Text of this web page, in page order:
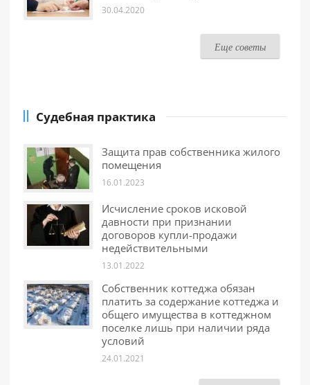
30.04.2020
Еще советы
Судебная практика
Защита прав собственника жилого
помещения
16.01.2023
Исчисление сроков исковой
давности при признании
договоров купли-продажи
недействительными
13.01.2022
Собственник коттеджа обязан
платить за содержание коттеджа и
общего имущества в коттеджном
поселке лишь при наличии ряда
условий
24.01.2021